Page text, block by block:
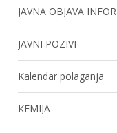
JAVNA OBJAVA
JAVNI POZIVI
Kalendar polaganja
KEMIJA